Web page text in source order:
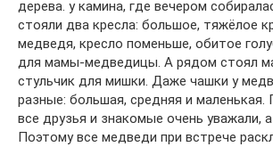
дерева. у камина, где вечером
стояли два кресла: большое, тяжёлое
медведя, кресло поменьше, обитое
для мамы-медведицы. А рядом стоял
стульчик для мишки. Даже чашки у
разные: большая, средняя и маленькая.
все друзья и знакомые очень уважали,
Поэтому все медведи при встрече